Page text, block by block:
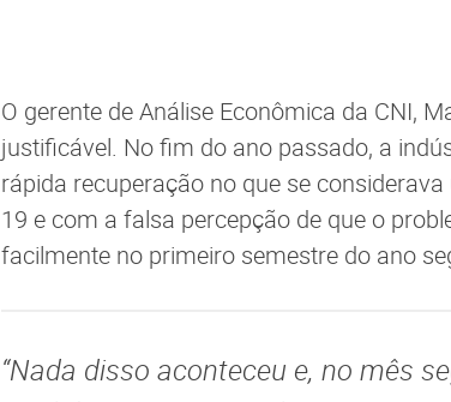
O gerente de Análise Econômica da CNI,
justificável. No fim do ano passado, a
rápida recuperação no que se
19 e com a falsa percepção de que o
facilmente no primeiro semestre do ano
“Nada disso aconteceu e, no mês